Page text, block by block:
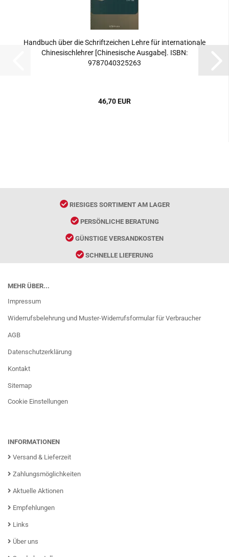
Handbuch über die Schriftzeichen Lehre für internationale
Chinesischlehrer [Chinesische Ausgabe]. ISBN:
9787040325263
46,70 EUR
RIESIGES SORTIMENT AM LAGER
PERSÖNLICHE BERATUNG
GÜNSTIGE VERSANDKOSTEN
SCHNELLE LIEFERUNG
MEHR ÜBER...
Impressum
Widerrufsbelehrung und Muster-Widerrufsformular für Verbraucher
AGB
Datenschutzerklärung
Kontakt
Sitemap
Cookie Einstellungen
INFORMATIONEN
Versand & Lieferzeit
Zahlungsmöglichkeiten
Aktuelle Aktionen
Empfehlungen
Links
Über uns